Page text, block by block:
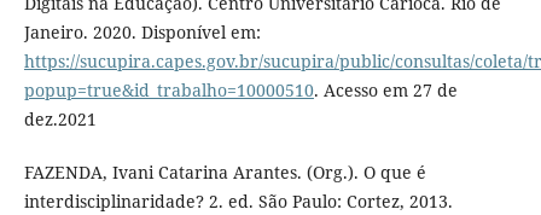
Janeiro. 2020. Disponível em:
https://sucupira.capes.gov.br/sucupira/public/consultas/coleta/
popup=true&id_trabalho=10000510. Acesso em 27 de
dez.2021
FAZENDA, Ivani Catarina Arantes. (Org.). O que é
interdisciplinaridade? 2. ed. São Paulo: Cortez, 2013.